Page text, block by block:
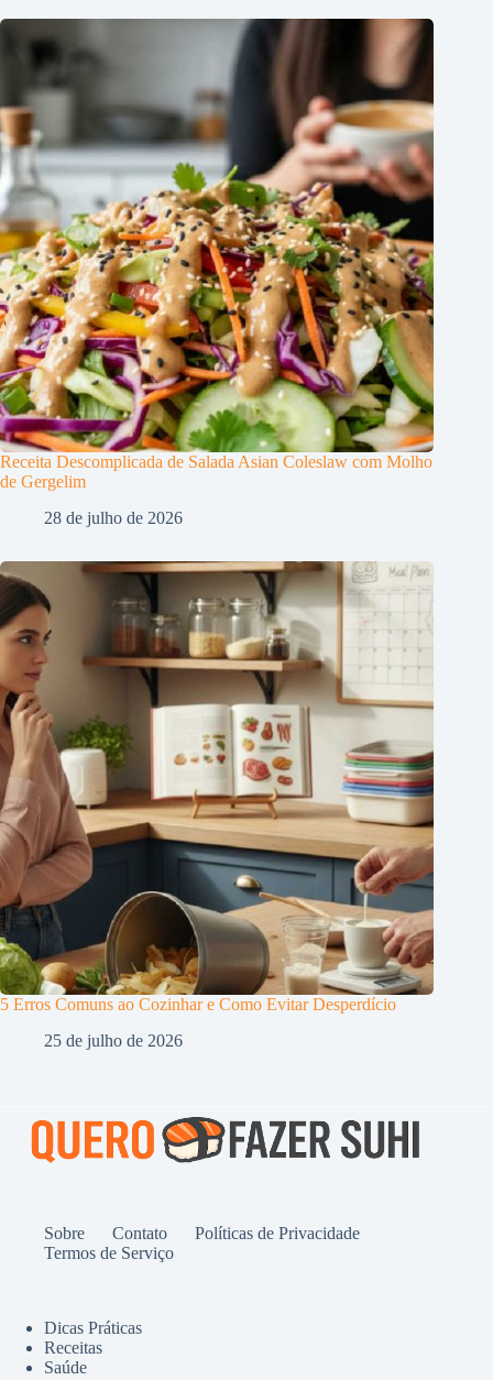
Receita Descomplicada de Salada Asian Coleslaw com Molho
de Gergelim
28 de julho de 2026
5 Erros Comuns ao Cozinhar e Como Evitar Desperdício
25 de julho de 2026
Sobre Contato
Políticas de Privacidade
Termos de Serviço
Dicas Práticas
Receitas
Saúde